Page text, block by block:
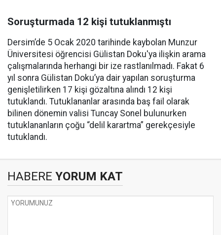
Soruşturmada 12 kişi tutuklanmıştı
Dersim’de 5 Ocak 2020 tarihinde kaybolan Munzur
Üniversitesi öğrencisi Gülistan Doku'ya ilişkin arama
çalışmalarında herhangi bir ize rastlanılmadı. Fakat 6
yıl sonra Gülistan Doku’ya dair yapılan soruşturma
genişletilirken 17 kişi gözaltına alındı 12 kişi
tutuklandı. Tutuklananlar arasında baş fail olarak
bilinen dönemin valisi Tuncay Sonel bulunurken
tutuklananların çoğu “delil karartma” gerekçesiyle
tutuklandı.
HABERE YORUM KAT